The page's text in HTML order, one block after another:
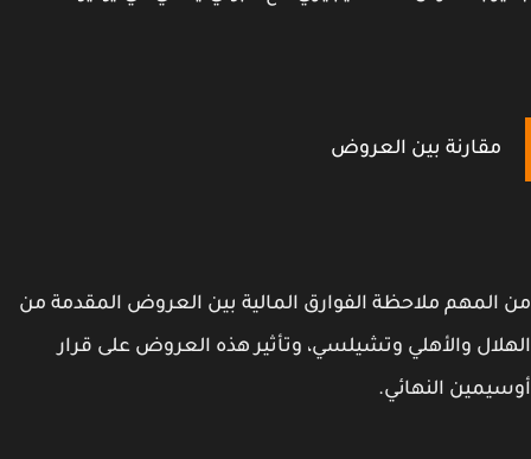
مقارنة بين العروض
المهم ملاحظة الفوارق المالية بين العروض المقدمة من
والأهلي وتشيلسي، وتأثير هذه العروض على قرار
النهائي.